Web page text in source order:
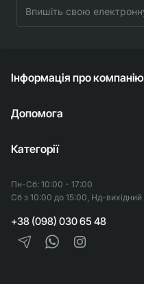
свою
Інформація про компанію
Допомога
Категорії
Пн-Сб: 10:00 - 17:00
Сб з 10:00 до 15:00, Нд-вихідний
+38 (098) 030 65 48